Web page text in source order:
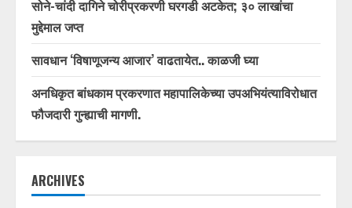
सोने-चांदी दागिने चोरीप्रकरणी घरगडी अटकेत; ३० लाखांचा
मुद्देमाल जप्त
सावधान ‘विषाणूजन्य आजार’ वाढतायेत.. काळजी घ्या
अनधिकृत बांधकाम प्रकरणात महापालिकेच्या उपअभियंत्याविरोधात
फौजदारी गुन्ह्याची मागणी.
ARCHIVES